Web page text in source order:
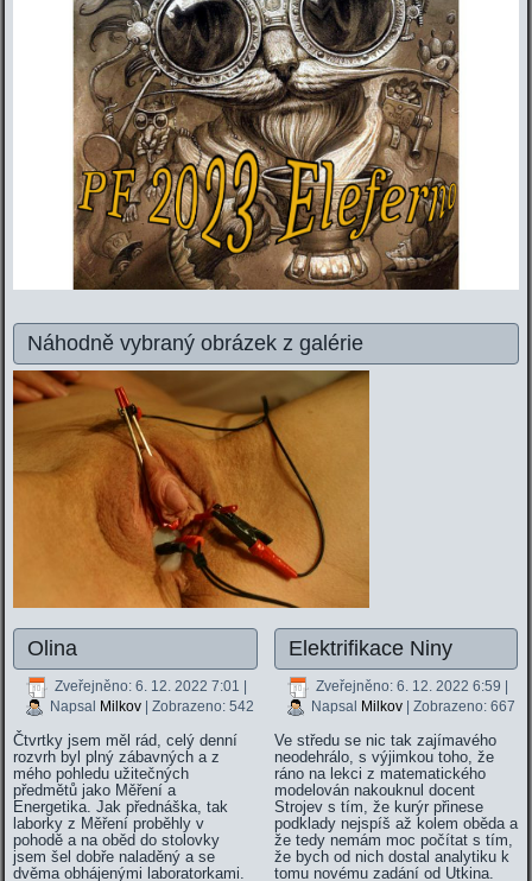
Náhodně vybraný obrázek z galérie
Olina
Zveřejněno: 6. 12. 2022 7:01
Napsal Milkov | Zobrazeno: 542
Čtvrtky jsem měl rád, celý denní
rozvrh byl plný zábavných a z
mého pohledu užitečných
předmětů jako Měření a
Energetika. Jak přednáška, tak
laborky z Měření proběhly v
pohodě a na oběd do stolovky
jsem šel dobře naladěný a se
dvěma obhájenými laboratorkami.
Elektrifikace Niny
Zveřejněno: 6. 12. 2022 6:59
Napsal Milkov| Zobrazeno: 667
Ve středu se nic tak zajímavého
neodehrálo, s výjimkou toho, že
ráno na lekci z matematického
modelován nakouknul docent
Strojev s tím, že kurýr přinese
podklady nejspíš až kolem oběda a
že tedy nemám moc počítat s tím,
že bych od nich dostal analytiku k
tomu novému zadání od Utkina.